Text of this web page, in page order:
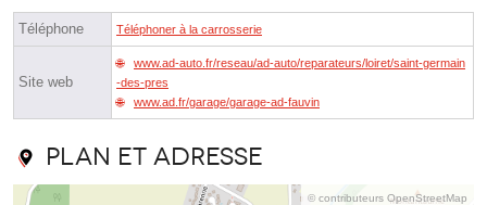
Téléphone Téléphoner à la carrosserie
Site web
www.ad-auto.fr/reseau/ad-auto/reparateurs/loiret/saint-germain
-des-pres
www.ad.fr/garage/garage-ad-fauvin
Plan et adresse
© contributeurs OpenStreetMap